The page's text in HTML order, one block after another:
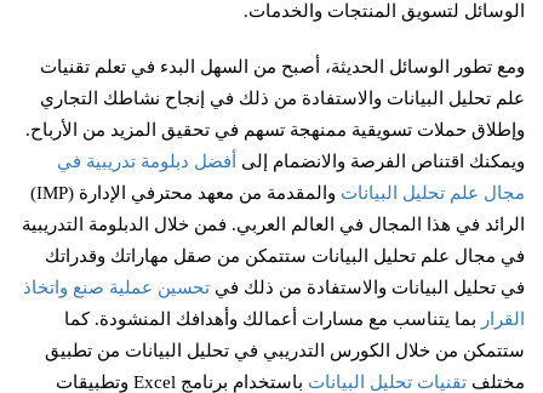
الوسائل لتسويق المنتجات والخدمات.
ومع تطور الوسائل الحديثة، أصبح من السهل البدء في تعلم تقنيات
علم تحليل البيانات والاستفادة من ذلك في إنجاح نشاطك التجاري
وإطلاق حملات تسويقية ممنهجة تسهم في تحقيق المزيد من الأرباح.
ويمكنك اقتناص الفرصة والانضمام إلى
أفضل دبلومة تدريبية في
مجال علم تحليل البيانات
والمقدمة من معهد محترفي الإدارة (IMP)
الرائد في هذا المجال في العالم العربي. فمن خلال الدبلومة التدريبية
في مجال علم تحليل البيانات ستتمكن من صقل مهاراتك وقدراتك
في تحليل البيانات والاستفادة من ذلك في تحسين عملية صنع واتخاذ
القرار بما يتناسب مع مسارات أعمالك وأهدافك المنشودة. كما
ستتمكن من خلال الكورس التدريبي في تحليل البيانات من تطبيق
مختلف تقنيات تحليل البيانات
باستخدام برنامج Excel وتطبيقات